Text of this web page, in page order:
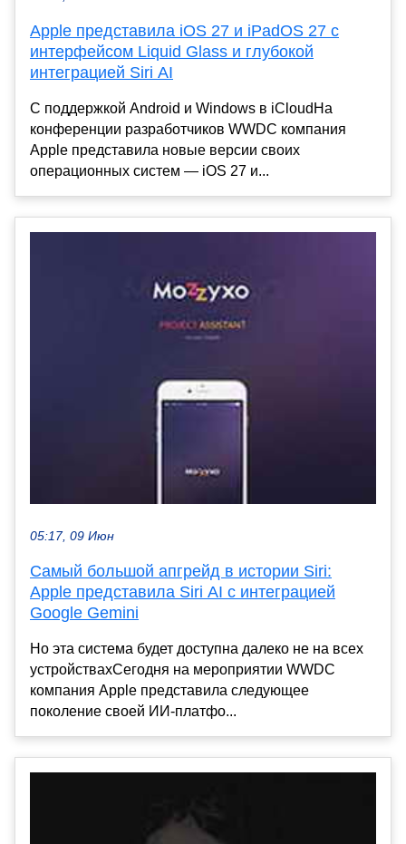
Apple представила iOS 27 и iPadOS 27 с
интерфейсом Liquid Glass и глубокой
интеграцией Siri AI
С поддержкой Android и Windows в iCloudНа
конференции разработчиков WWDC компания
Apple представила новые версии своих
операционных систем — iOS 27 и...
05:17, 09 Июн
Самый большой апгрейд в истории Siri:
Apple представила Siri AI с интеграцией
Google Gemini
Но эта система будет доступна далеко не на всех
устройствахСегодня на мероприятии WWDC
компания Apple представила следующее
поколение своей ИИ-платфо...